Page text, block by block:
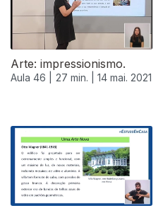
Arte: impressionismo.
Aula 46 | 27 min. | 14 mai. 2021